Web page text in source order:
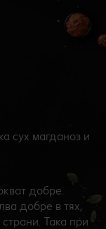
сух магданоз и
добре.
добре в тях,
Така при